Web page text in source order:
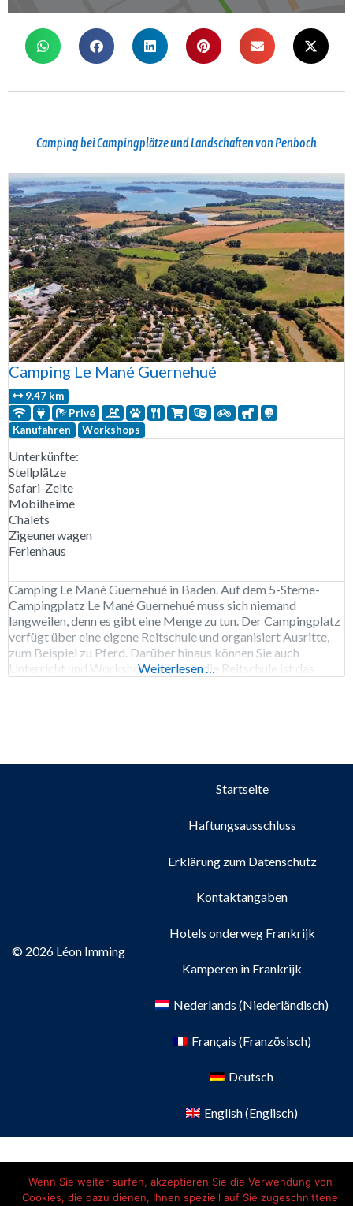
Camping bei Campingplätze und Landschaften von Penboch
Camping Le Mané Guernehué
9.47 km
Privé
Kanufahren
Workshops
Unterkünfte:
Stellplätze
Safari-Zelte
Mobilheime
Chalets
Zigeunerwagen
Ferienhaus
Camping Le Mané Guernehué in Baden. Auf dem 5-Sterne-
Campingplatz Le Mané Guernehué muss sich niemand
langweilen, denn es gibt eine Menge zu tun. Der Campingplatz
verfügt über eine eigene Reitschule und organisiert Ausritte,
zum Beispiel zu Pferd. Darüber hinaus können Sie auch
Unterricht und Workshops nehmen; die Reitschule ist das
Weiterlesen …
© 2026 Léon Imming
Startseite
Haftungsausschluss
Erklärung zum Datenschutz
Kontaktangaben
Hotels onderweg Frankrijk
Kamperen in Frankrijk
Nederlands (Niederländisch)
Français (Französisch)
Deutsch
English(Englisch)
Wenn Sie weiter surfen, akzeptieren Sie die Verwendung von
Cookies, die dazu dienen, Ihnen speziell auf Sie zugeschnittene